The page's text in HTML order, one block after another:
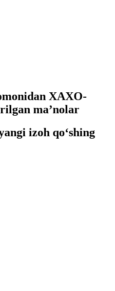
XAXO-
ma’nolar
izoh qo‘shing